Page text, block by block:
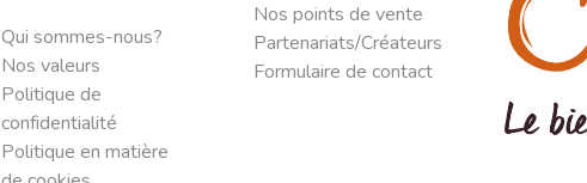
Qui sommes-nous?
Nos valeurs
Politique de
confidentialité
Politique en matière
Nos points de vente
Partenariats/Créateurs
Formulaire de contact